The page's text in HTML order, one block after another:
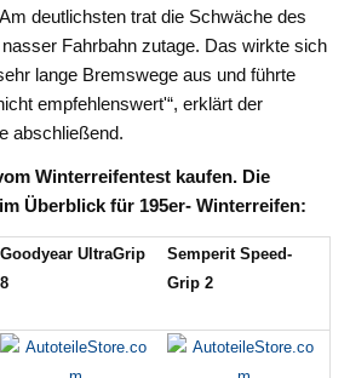
deutlichsten trat die Schwäche des
Fahrbahn zutage. Das wirkte sich
lange Bremswege aus und führte
empfehlenswert'“, erklärt der
abschließend.
Winterreifentest kaufen. Die
Überblick für 195er- Winterreifen:
Goodyear UltraGrip
8
Semperit Speed-
Grip 2